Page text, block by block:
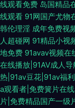
线观看免费 岛国精品
线观看 91网国产尤物
韩伦理淫 成年免费视
人超碰网 91精品小视
地免费 91avav视频在
在线播放|91AV成人
热|91av豆花|91av福
a观看者|免费簧片在
片|免费精品国产一级